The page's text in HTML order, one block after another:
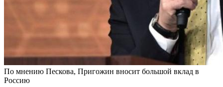
По мнению Пескова, Пригожин вносит большой вклад в
Россию